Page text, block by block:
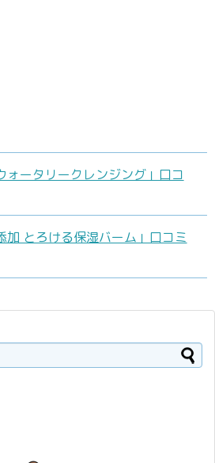
ォータリークレンジング」口コ
加 とろける保湿バーム」口コミ